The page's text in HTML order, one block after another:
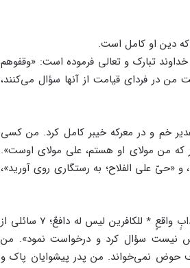
دین او کامل است.
تبارک و تعالی فرموده است: «وقفوهم
ولایت من در فردای قیامت از آنها سؤال می‌کنند،
خم و در معرکه خیبر کامل کرد. من کسی
که من مولای او هستم، علی مولای اوست».
«حیّ علی الفلاح؛ به رستگاری روی آورید»،
من کسی هستم که بر دشمنانم این آیه نازل گشته است: «سأل سائلٌ بعذابٍ واقعٍ ٭ للکافرین لیس له دافعٌ؛ ۷ سائلی از
نیست سؤال کرد و درخواست نمود». من
حوض نمی‌خواند. من پدر پیشوایان پاک و